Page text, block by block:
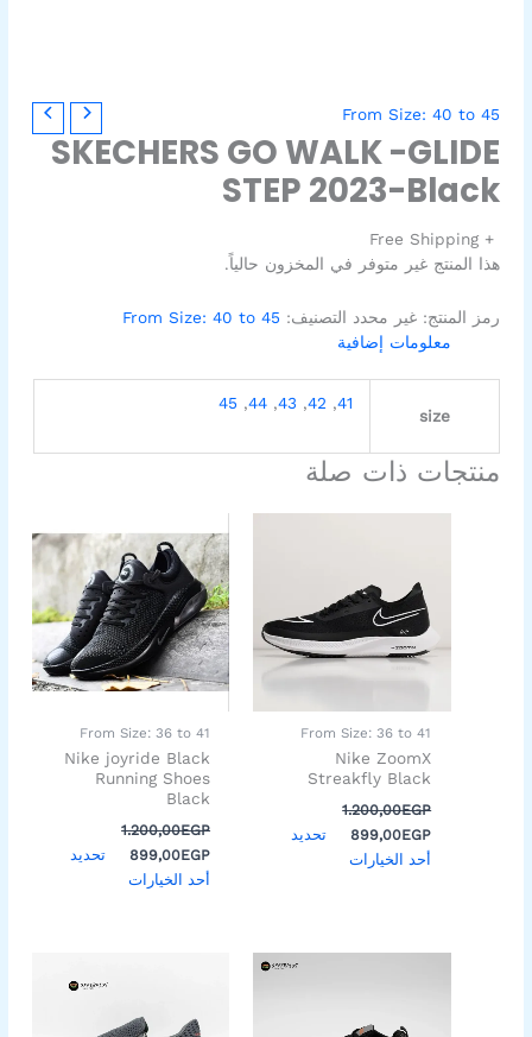
From Size: 40 to 45
SKECHERS GO WALK -GLIDE
STEP 2023-Black
+ Free Shipping
هذا المنتج غير متوفر في المخزون حالياً.
رمز المنتج:غير محدد التصنيف: From Size: 40 to 45
معلومات إضافية
size
41
,
42
,
43
,
44
,
45
منتجات ذات صلة
From Size: 36 to 41
Nike ZoomX
Streakfly Black
1.200,00EGP
1.200,00EGP.
899,00EGP
تحديد
أحد الخيارات
الأشكال
المختلفة
لهذا
المنتج.
اختيار
على
From Size: 36 to 41
Nike joyride Black
Running Shoes
Black
1.200,00EGP
الأصلي
هو:
1.200,00EGP.
899,00EGP
الحالي
هو:
899,00EGP.
تحديد
أحد الخيارات
العديد
من
الأشكال
المختلفة
لهذا
المنتج.
اختيار
الخيارات
على
1.300,00EGP.
الحالي
899,00EGP.
العديد